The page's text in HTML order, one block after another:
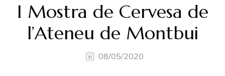
I Mostra de Cervesa de
l’Ateneu de Montbui
08/05/2020